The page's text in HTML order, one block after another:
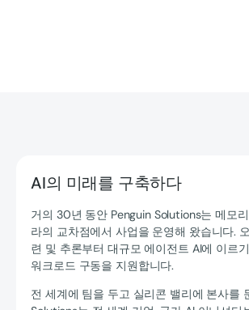
AI의 미래를 구축하다
거의 30년 동안 Penguin Solutions는 메모
라의 교차점에서 사업을 운영해 왔습니다.
련 및 추론부터 대규모 에이전트 AI에 이르
워크로드 구동을 지원합니다.
전 세계에 팀을 두고 실리콘 밸리에 본사를